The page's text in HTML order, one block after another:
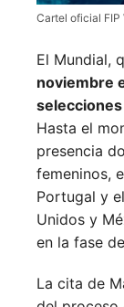
Cartel oficial FIP
El Mundial,
noviembre
selecciones
Hasta el
presencia
femeninos,
Portugal y
Unidos y
en la fase
La cita de